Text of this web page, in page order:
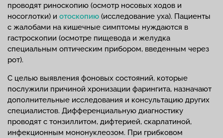
проводят риноскопию (осмотр носовых ходов и
носоглотки) и отоскопию (исследование уха). Пациенты
с жалобами на кишечные симптомы нуждаются в
гастроскопии (осмотре пищевода и желудка
специальным оптическим прибором, введенным через
рот).
С целью выявления фоновых состояний, которые
послужили причиной хронизации фарингита, назначают
дополнительные исследования и консультацию других
специалистов. Дифференциальную диагностику
проводят с тонзиллитом, дифтерией, скарлатиной,
инфекционным мононуклеозом. При грибковом